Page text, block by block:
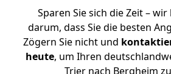
Sparen Sie sich die Zeit –
darum, dass Sie die besten
Zögern Sie nicht und
heute, um Ihren
Trier nach Bergheim